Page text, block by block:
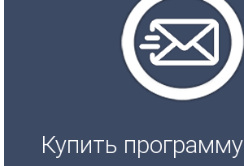
Купить программу